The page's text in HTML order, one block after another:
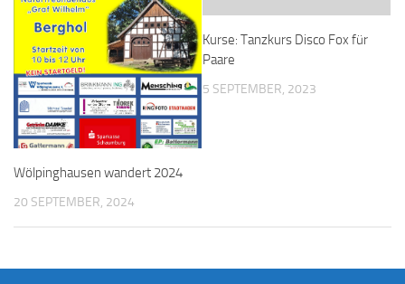
Wölpinghausen wandert 2024
20 SEPTEMBER, 2024
Kurse: Tanzkurs Disco Fox für
Paare
5 SEPTEMBER, 2023